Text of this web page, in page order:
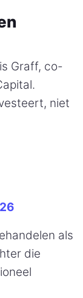
Graff, co-
niet
als
die